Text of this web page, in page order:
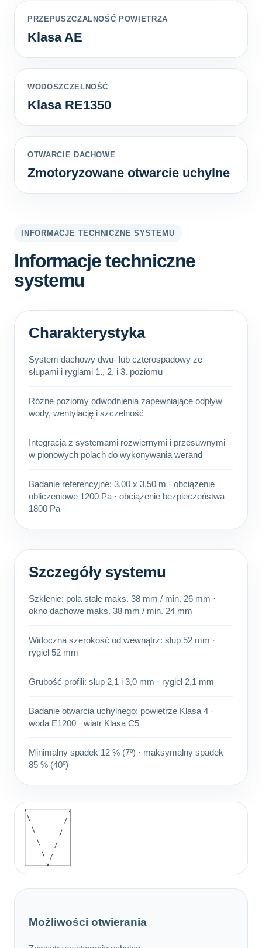
PRZEPUSZCZALNOŚĆ POWIETRZA
Klasa AE
WODOSZCZELNOŚĆ
Klasa RE1350
OTWARCIE DACHOWE
Zmotoryzowane otwarcie uchylne
INFORMACJE TECHNICZNE SYSTEMU
Informacje techniczne
systemu
Charakterystyka
System dachowy dwu- lub czterospadowy ze
słupami i ryglami 1., 2. i 3. poziomu
Różne poziomy odwodnienia zapewniające odpływ
wody, wentylację i szczelność
Integracja z systemami rozwiernymi i przesuwnymi
w pionowych polach do wykonywania werand
Badanie referencyjne: 3,00 x 3,50 m · obciążenie
obliczeniowe 1200 Pa · obciążenie bezpieczeństwa
1800 Pa
Szczegóły systemu
Szklenie: pola stałe maks. 38 mm / min. 26 mm ·
okno dachowe maks. 38 mm / min. 24 mm
Widoczna szerokość od wewnątrz: słup 52 mm ·
rygiel 52 mm
Grubość profili: słup 2,1 i 3,0 mm · rygiel 2,1 mm
Badanie otwarcia uchylnego: powietrze Klasa 4 ·
woda E1200 · wiatr Klasa C5
Minimalny spadek 12 % (7º) · maksymalny spadek
85 % (40º)
Możliwości otwierania